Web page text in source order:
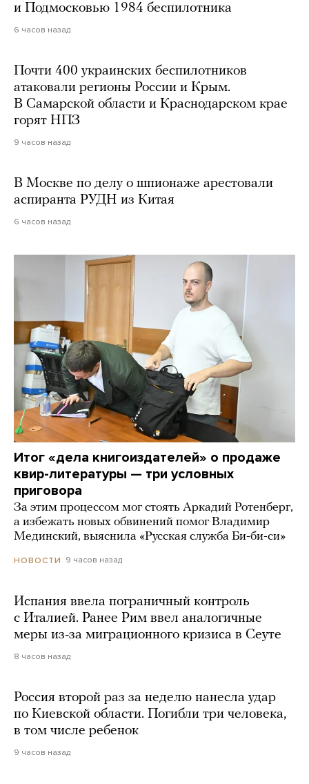
и Подмосковью 1984 беспилотника
6 часов назад
Почти 400 украинских беспилотников
атаковали регионы России и Крым.
В Самарской области и Краснодарском крае
горят НПЗ
9 часов назад
В Москве по делу о шпионаже арестовали
аспиранта РУДН из Китая
6 часов назад
Итог «дела книгоиздателей» о продаже
квир-литературы — три условных
приговора
За этим процессом мог стоять Аркадий Ротенберг,
а избежать новых обвинений помог Владимир
Мединский, выяснила «Русская служба Би-би-си»
НОВОСТИ 9 часов назад
Испания ввела пограничный контроль
с Италией. Ранее Рим ввел аналогичные
меры из-за миграционного кризиса в Сеуте
8 часов назад
Россия второй раз за неделю нанесла удар
по Киевской области. Погибли три человека,
в том числе ребенок
9 часов назад